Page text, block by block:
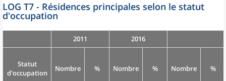
LOG T7 - Résidences principales selon le statut
d'occupation
2011 2016
Statut
d'occupation
Nombre % Nombre % Nombre %